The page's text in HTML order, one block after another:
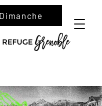
Dimanche